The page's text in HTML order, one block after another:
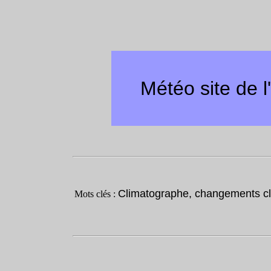
Météo site de
Mots clés : Climatographe, changements